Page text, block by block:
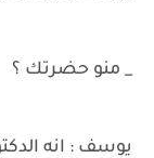
_ منو حضرتك ؟
يوسف : انه